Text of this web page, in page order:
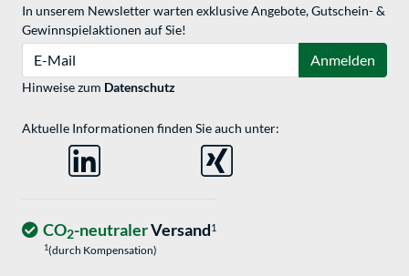
In unserem Newsletter warten exklusive Angebote, Gutschein- &
Gewinnspielaktionen auf Sie!
Anmelden
Hinweise zum Datenschutz
Aktuelle Informationen finden Sie auch unter:
CO2-neutralerVersand1
1(durch Kompensation)